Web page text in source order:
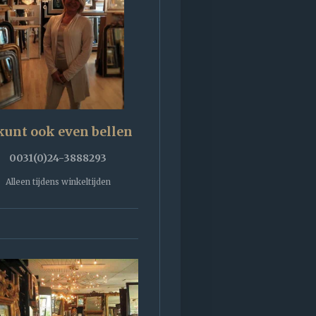
ook even bellen
0031(0)24-3888293
Alleen tijdens winkeltijden